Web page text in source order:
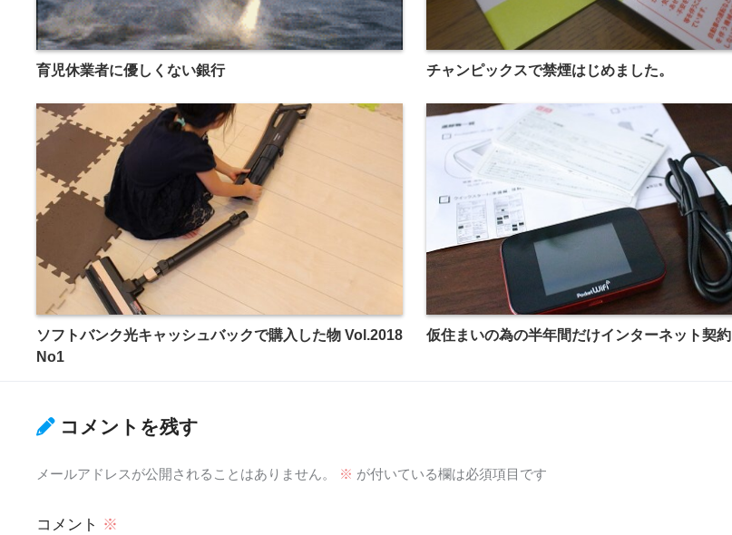
育児休業者に優しくない銀行 チャンピックスで禁煙はじめました。
ソフトバンク光キャッシュバックで購入した物 Vol.2018
No1
仮住まいの為の半年間だけインターネット契約
コメントを残す
メールアドレスが公開されることはありません。 ※ が付いている欄は必須項目です
コメント ※